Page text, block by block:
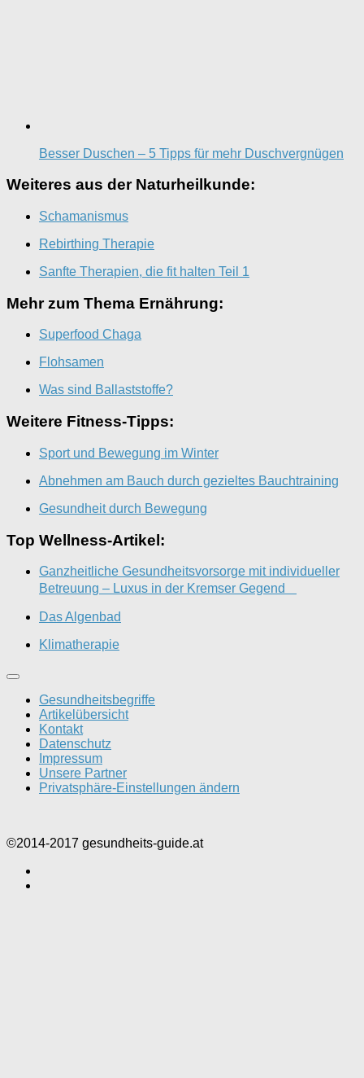
Besser Duschen – 5 Tipps für mehr Duschvergnügen
Weiteres aus der Naturheilkunde:
Schamanismus
Rebirthing Therapie
Sanfte Therapien, die fit halten Teil 1
Mehr zum Thema Ernährung:
Superfood Chaga
Flohsamen
Was sind Ballaststoffe?
Weitere Fitness-Tipps:
Sport und Bewegung im Winter
Abnehmen am Bauch durch gezieltes Bauchtraining
Gesundheit durch Bewegung
Top Wellness-Artikel:
Ganzheitliche Gesundheitsvorsorge mit individueller
Betreuung – Luxus in der Kremser Gegend
Das Algenbad
Klimatherapie
Gesundheitsbegriffe
Artikelübersicht
Kontakt
Datenschutz
Impressum
Unsere Partner
Privatsphäre-Einstellungen ändern
©2014-2017 gesundheits-guide.at